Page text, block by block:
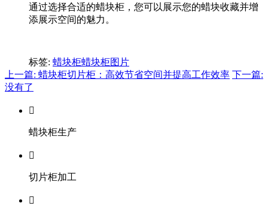
通过选择合适的蜡块柜，您可以展示您的蜡块收藏并增
添展示空间的魅力。
标签: 蜡块柜蜡块柜图片
上一篇: 蜡块柜切片柜：高效节省空间并提高工作效率 下一篇:
没有了

蜡块柜生产

切片柜加工
